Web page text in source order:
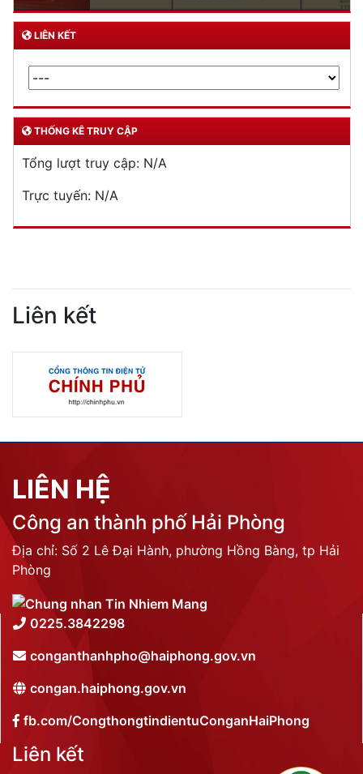
LIÊN KẾT
THỐNG KÊ TRUY CẬP
Tổng lượt truy cập: N/A
Trực tuyến: N/A
Liên kết
LIÊN HỆ
Công an thành phố Hải Phòng
Địa chỉ: Số 2 Lê Đại Hành, phường Hồng Bàng, tp Hải
Phòng
0225.3842298
conganthanhpho@haiphong.gov.vn
congan.haiphong.gov.vn
fb.com/CongthongtindientuConganHaiPhong
Liên kết